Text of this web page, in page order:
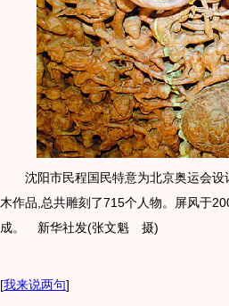
沈阳市民程国民特意为北京奥运会设
木作品,总共雕刻了715个人物。屏风于
成。 新华社发(张文魁 摄)
[我来说两句]